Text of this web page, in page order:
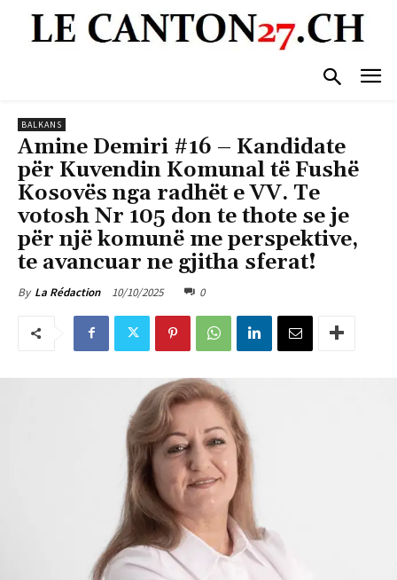
BALKANS
Amine Demiri #16 – Kandidate
për Kuvendin Komunal të Fushë
Kosovës nga radhët e VV. Te
votosh Nr 105 don te thote se je
për një komunë me perspektive,
te avancuar ne gjitha sferat!
By La Rédaction 10/10/2025 0